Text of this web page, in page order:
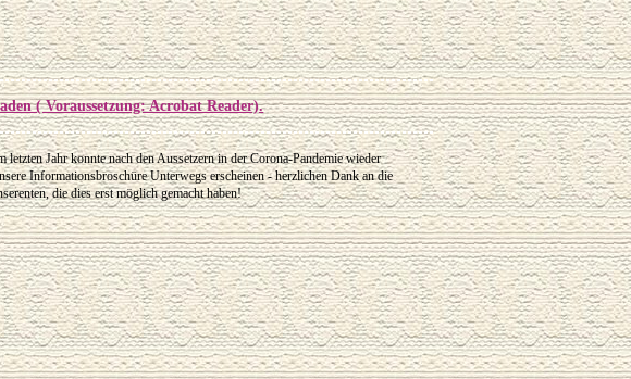
( Voraussetzung: Acrobat Reader).
letzten Jahr konnte nach den Aussetzern in der Corona-Pandemie wieder
Informationsbroschüre Unterwegs erscheinen - herzlichen Dank an die
die dies erst möglich gemacht haben!